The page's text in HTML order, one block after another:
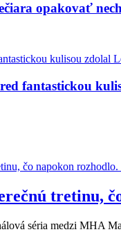
opakovať
fantastickou
tretinu,
séria medzi MHA